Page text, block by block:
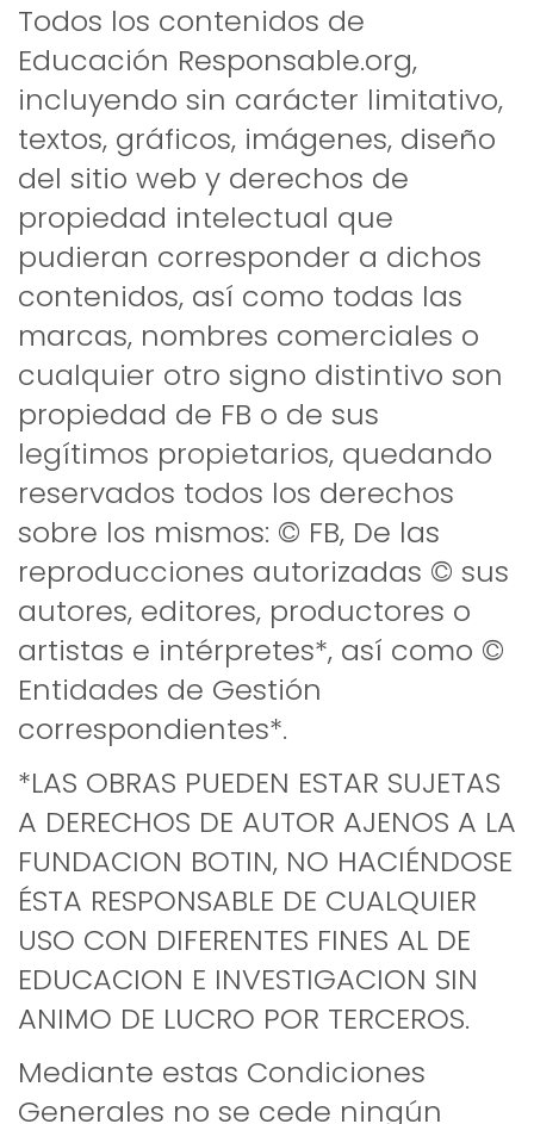
Todos los contenidos de
Educación Responsable.org,
incluyendo sin carácter limitativo,
textos, gráficos, imágenes, diseño
del sitio web y derechos de
propiedad intelectual que
pudieran corresponder a dichos
contenidos, así como todas las
marcas, nombres comerciales o
cualquier otro signo distintivo son
propiedad de FB o de sus
legítimos propietarios, quedando
reservados todos los derechos
sobre los mismos: © FB, De las
reproducciones autorizadas © sus
autores, editores, productores o
artistas e intérpretes*, así como ©
Entidades de Gestión
correspondientes*.
*LAS OBRAS PUEDEN ESTAR SUJETAS
A DERECHOS DE AUTOR AJENOS A LA
FUNDACION BOTIN, NO HACIÉNDOSE
ÉSTA RESPONSABLE DE CUALQUIER
USO CON DIFERENTES FINES AL DE
EDUCACION E INVESTIGACION SIN
ANIMO DE LUCRO POR TERCEROS.
Mediante estas Condiciones
Generales no se cede ningún